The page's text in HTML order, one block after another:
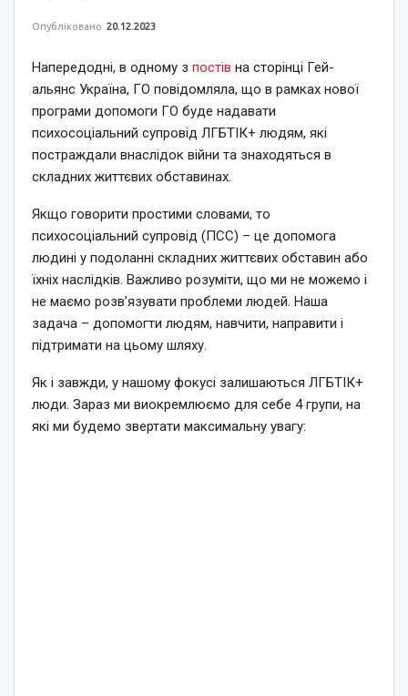
Опубліковано 20.12.2023
Напередодні, в одному з постів на сторінці Гей-
альянс Україна, ГО повідомляла, що в рамках нової
програми допомоги ГО буде надавати
психосоціальний супровід ЛГБТІК+ людям, які
постраждали внаслідок війни та знаходяться в
складних життєвих обставинах.
Якщо говорити простими словами, то
психосоціальний супровід (ПСС) – це допомога
людині у подоланні складних життєвих обставин або
їхніх наслідків. Важливо розуміти, що ми не можемо і
не маємо розв’язувати проблеми людей. Наша
задача – допомогти людям, навчити, направити і
підтримати на цьому шляху.
Як і завжди, у нашому фокусі залишаються ЛГБТІК+
люди. Зараз ми виокремлюємо для себе 4 групи, на
які ми будемо звертати максимальну увагу: